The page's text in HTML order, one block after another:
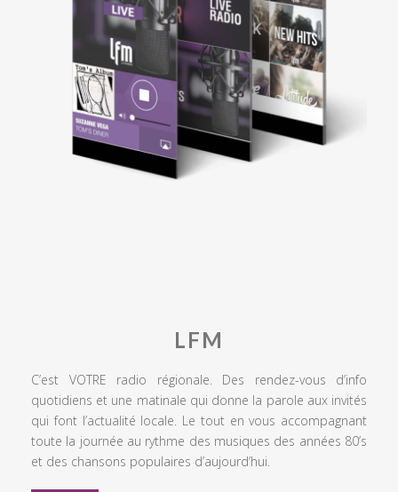
LFM
C’est VOTRE radio régionale. Des rendez-vous d’info
quotidiens et une matinale qui donne la parole aux invités
qui font l’actualité locale. Le tout en vous accompagnant
toute la journée au rythme des musiques des années 80’s
et des chansons populaires d’aujourd’hui.